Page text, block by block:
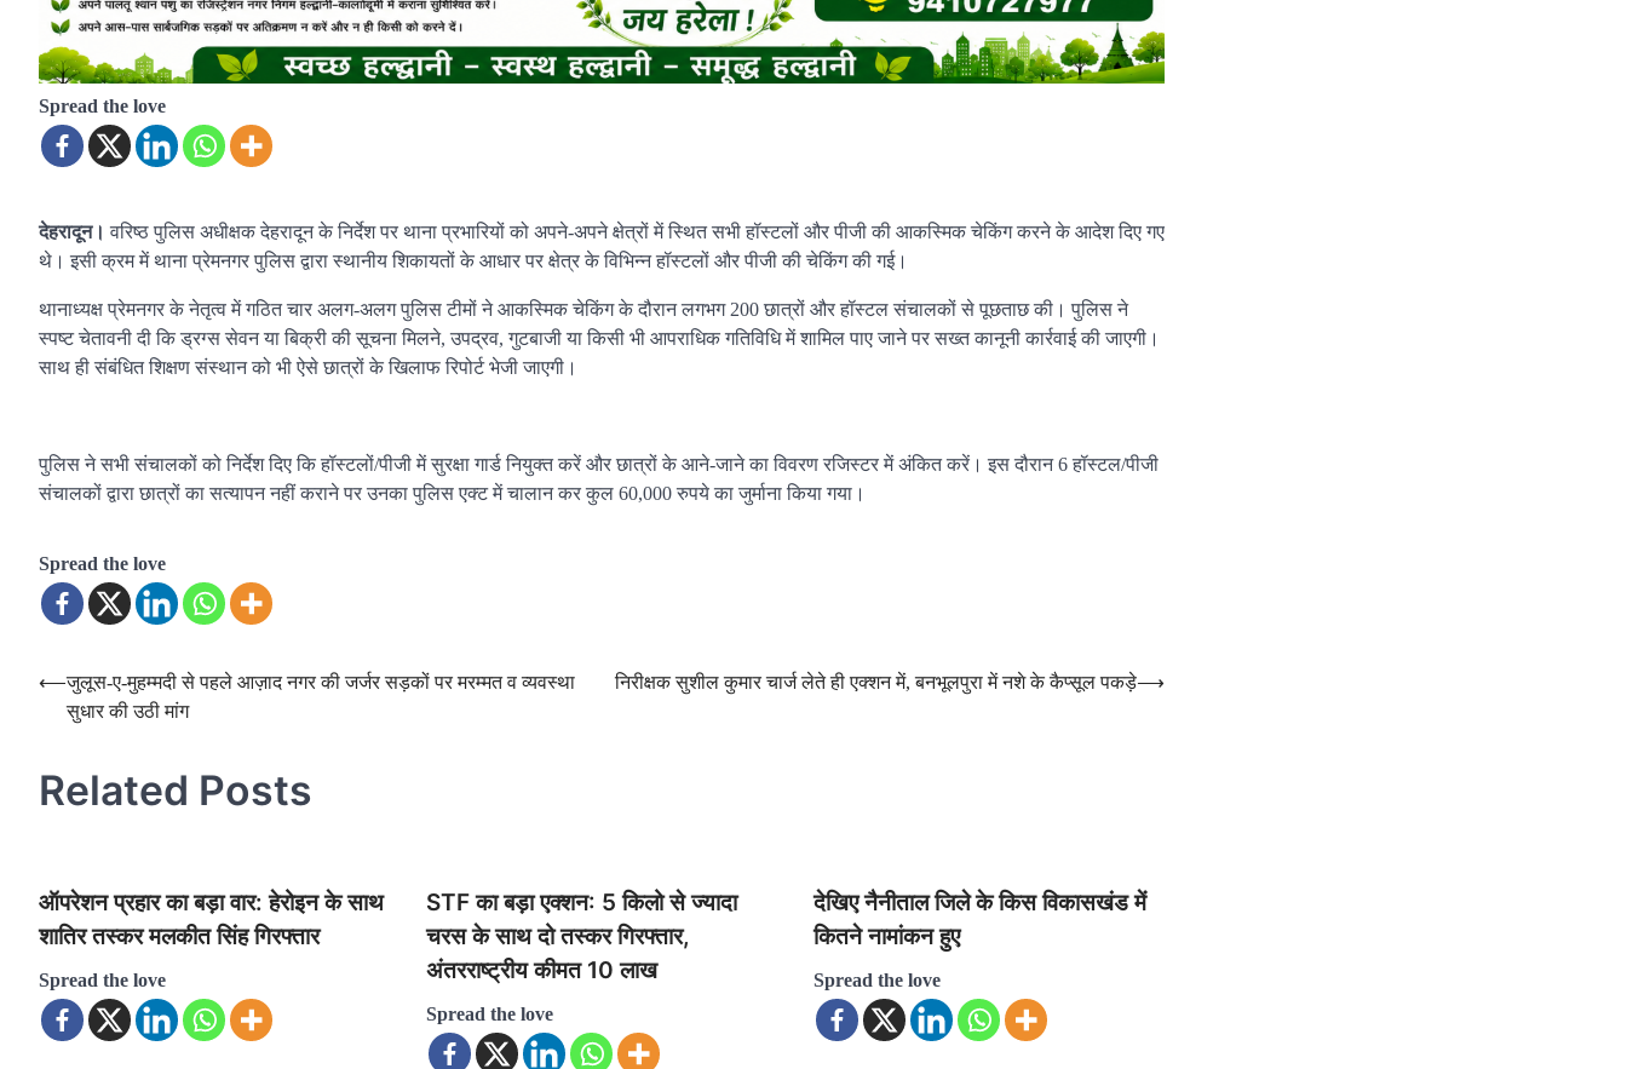
Spread the love
देहरादून।वरिष्ठ पुलिस अधीक्षक देहरादून के निर्देश पर थाना प्रभारियों को अपने-अपने क्षेत्रों में स्थित सभी हॉस्टलों और पीजी की आकस्मिक चेकिंग करने के आदेश दिए गए
थे। इसी क्रम में थाना प्रेमनगर पुलिस द्वारा स्थानीय शिकायतों के आधार पर क्षेत्र के विभिन्न हॉस्टलों और पीजी की चेकिंग की गई।
थानाध्यक्ष प्रेमनगर के नेतृत्व में गठित चार अलग-अलग पुलिस टीमों ने आकस्मिक चेकिंग के दौरान लगभग 200 छात्रों और हॉस्टल संचालकों से पूछताछ की। पुलिस ने
स्पष्ट चेतावनी दी कि ड्रग्स सेवन या बिक्री की सूचना मिलने, उपद्रव, गुटबाजी या किसी भी आपराधिक गतिविधि में शामिल पाए जाने पर सख्त कानूनी कार्रवाई की जाएगी।
साथ ही संबंधित शिक्षण संस्थान को भी ऐसे छात्रों के खिलाफ रिपोर्ट भेजी जाएगी।
पुलिस ने सभी संचालकों को निर्देश दिए कि हॉस्टलों/पीजी में सुरक्षा गार्ड नियुक्त करें और छात्रों के आने-जाने का विवरण रजिस्टर में अंकित करें। इस दौरान 6 हॉस्टल/पीजी
संचालकों द्वारा छात्रों का सत्यापन नहीं कराने पर उनका पुलिस एक्ट में चालान कर कुल 60,000 रुपये का जुर्माना किया गया।
Spread the love
Post
navigation
⟵जुलूस-ए-मुहम्मदी से पहले आज़ाद नगर की जर्जर सड़कों पर मरम्मत व व्यवस्था
सुधार की उठी मांग
निरीक्षक सुशील कुमार चार्ज लेते ही एक्शन में, बनभूलपुरा में नशे के कैप्सूल पकड़े⟶
Related Posts
ऑपरेशन प्रहार का बड़ा वार: हेरोइन के साथ
शातिर तस्कर मलकीत सिंह गिरफ्तार
Spread the love
STF का बड़ा एक्शन: 5 किलो से ज्यादा
चरस के साथ दो तस्कर गिरफ्तार,
अंतरराष्ट्रीय कीमत 10 लाख
Spread the love
देखिए नैनीताल जिले के किस विकासखंड में
कितने नामांकन हुए
Spread the love